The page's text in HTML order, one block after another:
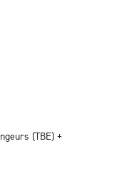
(TBE) +